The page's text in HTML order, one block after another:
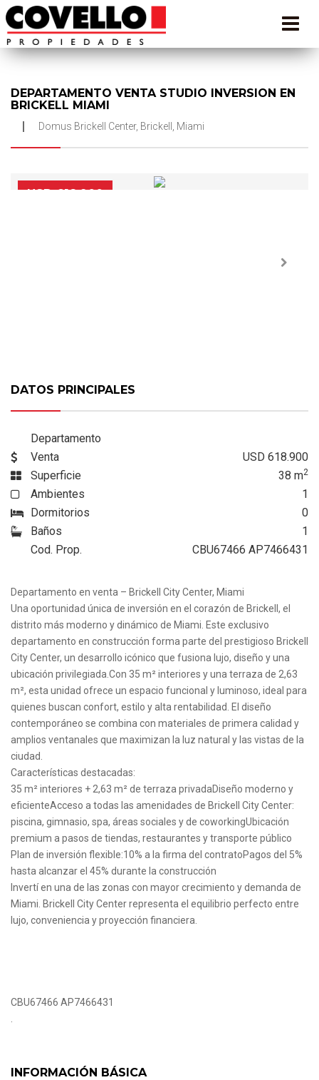
DEPARTAMENTO VENTA STUDIO INVERSION EN
BRICKELL MIAMI
Domus Brickell Center, Brickell, Miami
USD 618.900
DATOS PRINCIPALES
Departamento
Venta
USD 618.900
Superficie
38 m2
Ambientes
1
Dormitorios
0
Baños
1
Cod. Prop.
CBU67466 AP7466431
Departamento en venta – Brickell City Center, Miami
Una oportunidad única de inversión en el corazón de Brickell, el
distrito más moderno y dinámico de Miami. Este exclusivo
departamento en construcción forma parte del prestigioso Brickell
City Center, un desarrollo icónico que fusiona lujo, diseño y una
ubicación privilegiada.Con 35 m² interiores y una terraza de 2,63
m², esta unidad ofrece un espacio funcional y luminoso, ideal para
quienes buscan confort, estilo y alta rentabilidad. El diseño
contemporáneo se combina con materiales de primera calidad y
amplios ventanales que maximizan la luz natural y las vistas de la
ciudad.
Características destacadas:
35 m² interiores + 2,63 m² de terraza privadaDiseño moderno y
eficienteAcceso a todas las amenidades de Brickell City Center:
piscina, gimnasio, spa, áreas sociales y de coworkingUbicación
premium a pasos de tiendas, restaurantes y transporte público
Plan de inversión flexible:10% a la firma del contratoPagos del 5%
hasta alcanzar el 45% durante la construcción
Invertí en una de las zonas con mayor crecimiento y demanda de
Miami. Brickell City Center representa el equilibrio perfecto entre
lujo, conveniencia y proyección financiera.
CBU67466 AP7466431
INFORMACIÓN BÁSICA